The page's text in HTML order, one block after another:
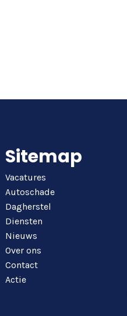
Sitemap
Vacatures
Autoschade
Dagherstel
Diensten
Nieuws
Over ons
Contact
Actie